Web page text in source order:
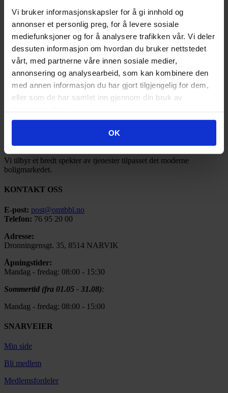
Vi bruker informasjonskapsler for å gi innhold og
annonser et personlig preg, for å levere sosiale
mediefunksjoner og for å analysere trafikken vår. Vi deler
dessuten informasjon om hvordan du bruker nettstedet
vårt, med partnerne våre innen sosiale medier,
annonsering og analysearbeid, som kan kombinere den
med annen informasjon du har gjort tilgjengelig for dem,
eller som de har samlet inn gjennom din bruk av
OK
2020(17)
2019(77)
2017(141)
2016(185)
2015(35)
2014
(3)
2013(1)
2012(1)
2011(3)
Ofoten Midt-Troms Boligbyggelag ble stiftet under navnet Narvik
Boligbyggelag så tidlig som i 1946.
Vi tilbyr et bredt spekter av tjenester tilpasset det moderne
boligmarkedet.
KONTAKT OSS
E-post: post@omtbbl.no
Telefon: 76 95 20 00
Adresse:
Dronningensgt. 35, 8514 NARVIK
Åpningstider:
Mandag - fredag: 08:00 - 15:30
Sommertid (fra 01.05 - 31.08):
Mandag - fredag: 08:00 - 15:00
SNARVEIER
Min side
Bli medlem
Medlemsfordeler